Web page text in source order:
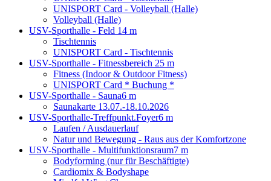
UNISPORT Card - Volleyball (Halle)
Volleyball (Halle)
USV-Sporthalle - Feld 14 m
Tischtennis
UNISPORT Card - Tischtennis
USV-Sporthalle - Fitnessbereich 25 m
Fitness (Indoor & Outdoor Fitness)
UNISPORT Card * Buchung *
USV-Sporthalle - Sauna6 m
Saunakarte 13.07.-18.10.2026
USV-Sporthalle-Treffpunkt.Foyer6 m
Laufen / Ausdauerlauf
Natur und Bewegung - Raus aus der Komfortzone
USV-Sporthalle - Multifunktionsraum7 m
Bodyforming (nur für Beschäftigte)
Cardiomix & Bodyshape